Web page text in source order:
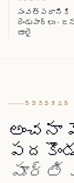
సంవత్సరానికి
రెండుసార్లు ·
జూలై
స్పెసిఫికేషన్
పూర్తి